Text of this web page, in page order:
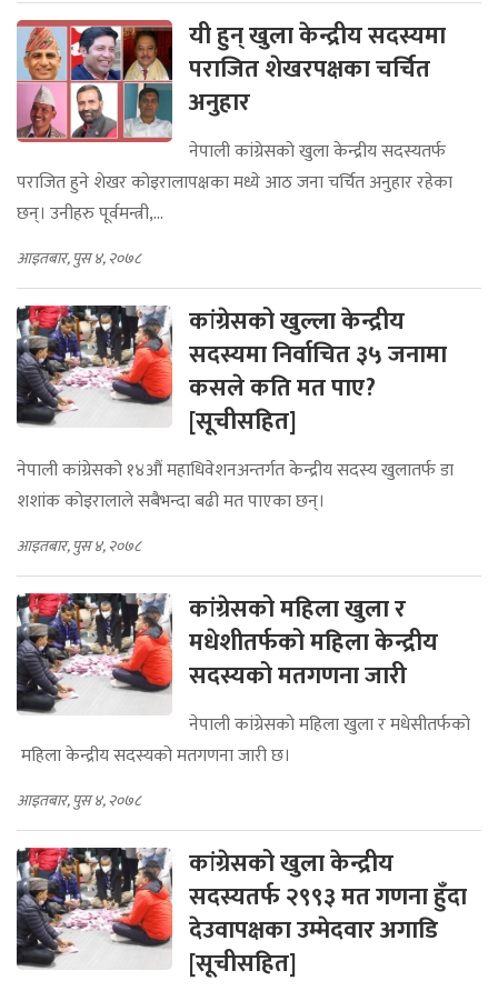
यी हुन् खुला केन्द्रीय सदस्यमा
पराजित शेखरपक्षका चर्चित
अनुहार
नेपाली कांग्रेसको खुला केन्द्रीय सदस्यतर्फ
पराजित हुने शेखर कोइरालापक्षका मध्ये आठ जना चर्चित अनुहार रहेका
छन्। उनीहरु पूर्वमन्त्री,...
आइतबार, पुस ४, २०७८
कांग्रेसको खुल्ला केन्द्रीय
सदस्यमा निर्वाचित ३५ जनामा
कसले कति मत पाए?
[सूचीसहित]
नेपाली कांग्रेसको १४औं महाधिवेशनअन्तर्गत केन्द्रीय सदस्य खुलातर्फ डा
शशांक कोइरालाले सबैभन्दा बढी मत पाएका छन्।
आइतबार, पुस ४, २०७८
कांग्रेसको महिला खुला र
मधेशीतर्फको महिला केन्द्रीय
सदस्यको मतगणना जारी
नेपाली कांग्रेसको महिला खुला र मधेसीतर्फको
महिला केन्द्रीय सदस्यको मतगणना जारी छ।
आइतबार, पुस ४, २०७८
कांग्रेसको खुला केन्द्रीय
सदस्यतर्फ २९९३ मत गणना हुँदा
देउवापक्षका उम्मेदवार अगाडि
[सूचीसहित]